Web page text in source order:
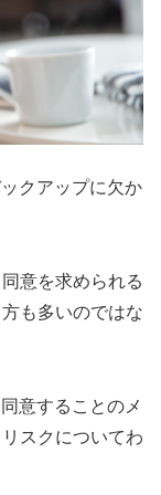
クアップに欠か
意を求められる
も多いのではな
意することのメ
スクについてわ